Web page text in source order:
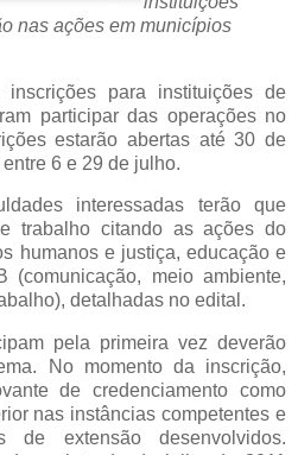
nas ações em municípios
para instituições de
participar das operações no
estarão abertas até 30 de
6 e 29 de julho.
interessadas terão que
trabalho citando as ações do
humanos e justiça, educação e
meio ambiente,
detalhadas no edital.
pela primeira vez deverão
No momento da inscrição,
de credenciamento como
nas instâncias competentes e
extensão desenvolvidos.